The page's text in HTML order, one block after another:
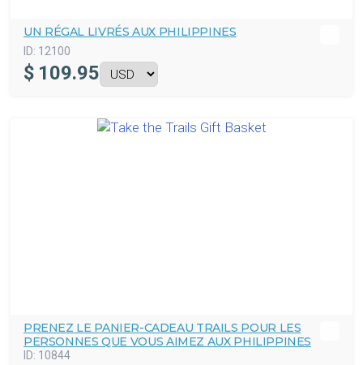
UN RÉGAL LIVRÉS AUX PHILIPPINES
ID: 12100
$ 109.95
PRENEZ LE PANIER-CADEAU TRAILS POUR LES
PERSONNES QUE VOUS AIMEZ AUX PHILIPPINES
ID: 10844